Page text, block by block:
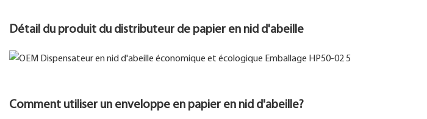
Détail du produit du distributeur de papier en nid d'abeille
Comment utiliser un enveloppe en papier en nid d'abeille?